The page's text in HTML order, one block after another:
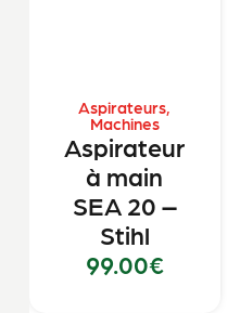
Aspirateurs,
Machines
Aspirateur
à main
SEA 20 –
Stihl
99.00€